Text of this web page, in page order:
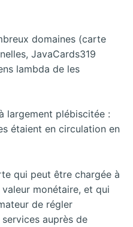
domaines (carte
JavaCards319
lambda de les
largement plébiscitée :
étaient en circulation en
qui peut être chargée à
monétaire, et qui
de régler
auprès de